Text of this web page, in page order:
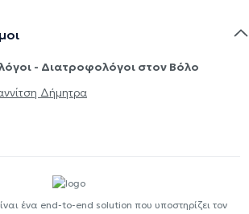
- Διατροφολόγοι στον Βόλο
Δήμητρα
ένα end-to-end solution που υποστηρίζει τον